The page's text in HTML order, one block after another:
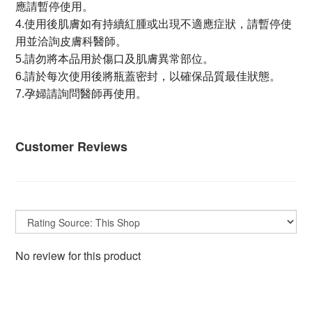
應請暫停使用。
4.使用後肌膚如有持續紅腫或出現不適應症狀，請暫停使
用並洽詢皮膚科醫師。
5.請勿將本品用於傷口及肌膚異常部位。
6.請於每次使用後將瓶蓋密封，以確保品質最佳狀態。
7.孕婦請詢問醫師再使用。
Customer Reviews
No review for this product